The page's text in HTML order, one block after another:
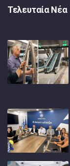
Τελευταία Νέα